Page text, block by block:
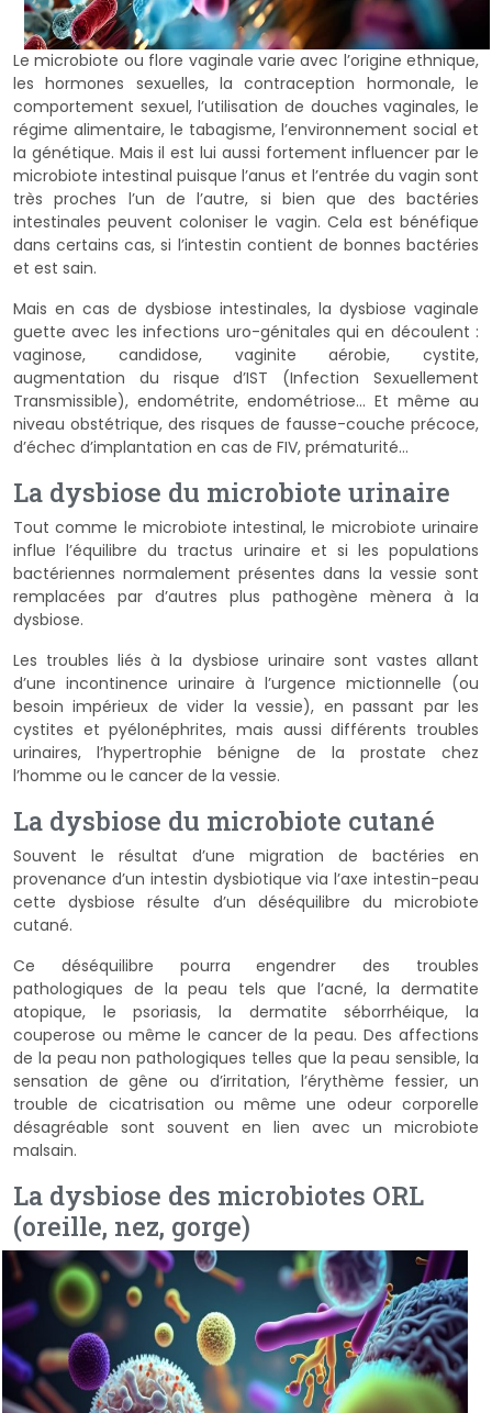
Le microbiote ou flore vaginale varie avec l’origine ethnique,
les hormones sexuelles, la contraception hormonale, le
comportement sexuel, l’utilisation de douches vaginales, le
régime alimentaire, le tabagisme, l’environnement social et
la génétique. Mais il est lui aussi fortement influencer par le
microbiote intestinal puisque l’anus et l’entrée du vagin sont
très proches l’un de l’autre, si bien que des bactéries
intestinales peuvent coloniser le vagin. Cela est bénéfique
dans certains cas, si l’intestin contient de bonnes bactéries
et est sain.
Mais en cas de dysbiose intestinales, la dysbiose vaginale
guette avec les infections uro-génitales qui en découlent :
vaginose, candidose, vaginite aérobie, cystite,
augmentation du risque d’IST (Infection Sexuellement
Transmissible), endométrite, endométriose… Et même au
niveau obstétrique, des risques de fausse-couche précoce,
d’échec d’implantation en cas de FIV, prématurité…
La dysbiose du microbiote urinaire
Tout comme le microbiote intestinal, le microbiote urinaire
influe l’équilibre du tractus urinaire et si les populations
bactériennes normalement présentes dans la vessie sont
remplacées par d’autres plus pathogène mènera à la
dysbiose.
Les troubles liés à la dysbiose urinaire sont vastes allant
d’une incontinence urinaire à l’urgence mictionnelle (ou
besoin impérieux de vider la vessie), en passant par les
cystites et pyélonéphrites, mais aussi différents troubles
urinaires, l’hypertrophie bénigne de la prostate chez
l’homme ou le cancer de la vessie.
La dysbiose du microbiote cutané
Souvent le résultat d’une migration de bactéries en
provenance d’un intestin dysbiotique via l’axe intestin-peau
cette dysbiose résulte d’un déséquilibre du microbiote
cutané.
Ce déséquilibre pourra engendrer des troubles
pathologiques de la peau tels que l’acné, la dermatite
atopique, le psoriasis, la dermatite séborrhéique, la
couperose ou même le cancer de la peau. Des affections
de la peau non pathologiques telles que la peau sensible, la
sensation de gêne ou d’irritation, l’érythème fessier, un
trouble de cicatrisation ou même une odeur corporelle
désagréable sont souvent en lien avec un microbiote
malsain.
La dysbiose des microbiotes ORL
(oreille, nez, gorge)